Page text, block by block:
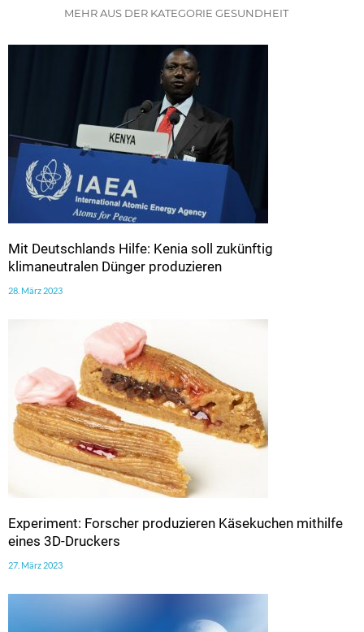
MEHR AUS DER KATEGORIE GESUNDHEIT
Mit Deutschlands Hilfe: Kenia soll zukünftig
klimaneutralen Dünger produzieren
28. März 2023
Experiment: Forscher produzieren Käsekuchen mithilfe
eines 3D-Druckers
27. März 2023